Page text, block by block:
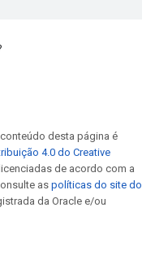
desta página é
4.0 do Creative
de acordo com a
aspolíticas do site do
da Oracle e/ou